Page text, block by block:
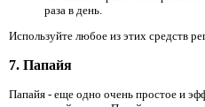
раза в день.
Используйте любое из этих средств
7. Папайя
Папайя - еще одно очень простое и